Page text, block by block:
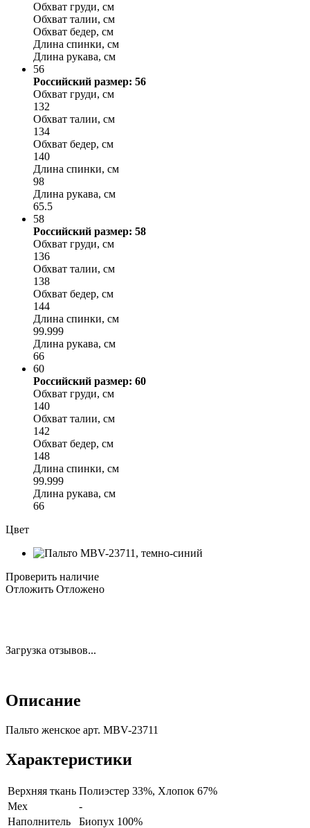
Обхват груди, см
Обхват талии, см
Обхват бедер, см
Длина спинки, см
Длина рукава, см
56
Российский размер: 56
Обхват груди, см
132
Обхват талии, см
134
Обхват бедер, см
140
Длина спинки, см
98
Длина рукава, см
65.5
58
Российский размер: 58
Обхват груди, см
136
Обхват талии, см
138
Обхват бедер, см
144
Длина спинки, см
99.999
Длина рукава, см
66
60
Российский размер: 60
Обхват груди, см
140
Обхват талии, см
142
Обхват бедер, см
148
Длина спинки, см
99.999
Длина рукава, см
66
Цвет
Проверить наличие
Отложить Отложено
Загрузка отзывов...
Описание
Пальто женское арт. MBV-23711
Характеристики
Верхняя ткань Полиэстер 33%, Хлопок 67%
Мех
-
Наполнитель
Биопух 100%